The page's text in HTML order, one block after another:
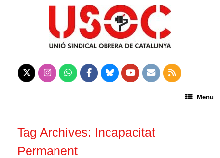
Menu
Tag Archives: Incapacitat
Permanent